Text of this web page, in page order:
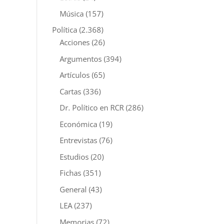
Música (157)
Política (2.368)
Acciones (26)
Argumentos (394)
Artículos (65)
Cartas (336)
Dr. Político en RCR (286)
Económica (19)
Entrevistas (76)
Estudios (20)
Fichas (351)
General (43)
LEA(237)
Memorias (72)